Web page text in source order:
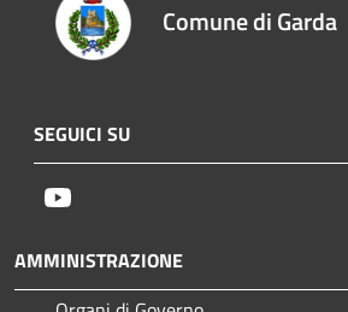
Comune di Garda
SEGUICI SU
AMMINISTRAZIONE